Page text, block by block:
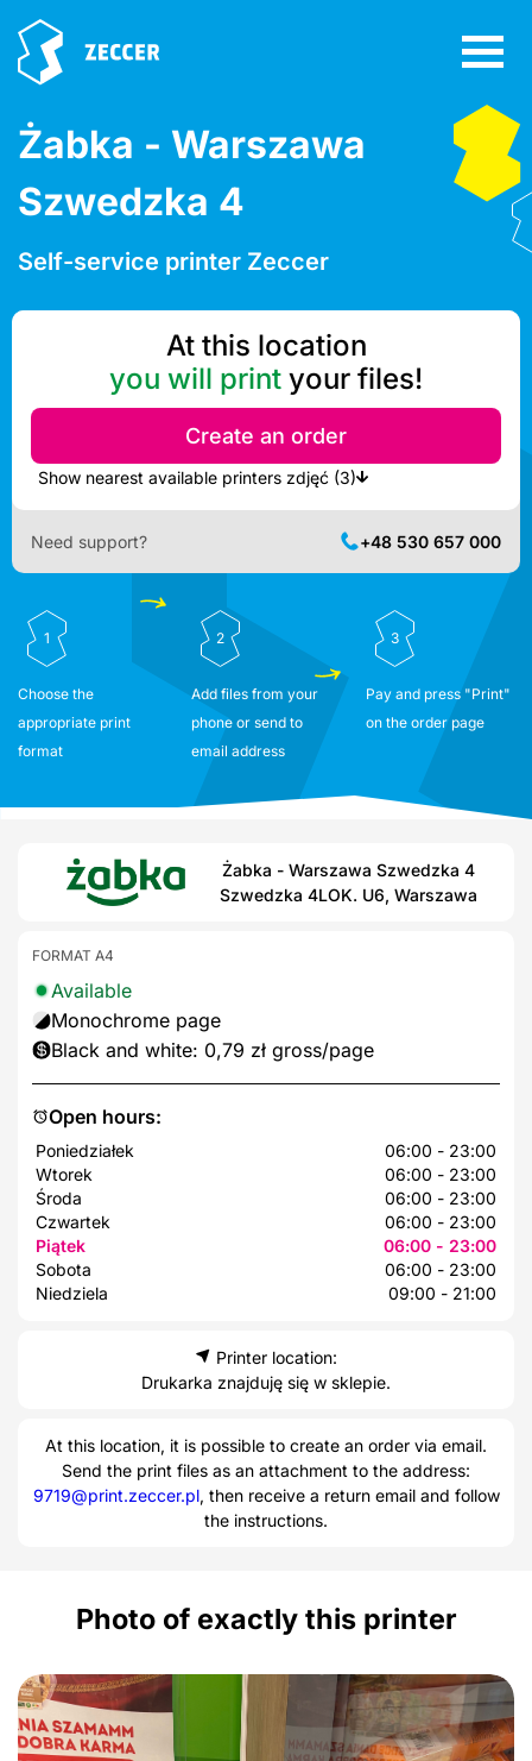
Żabka - Warszawa
Szwedzka 4
Self-service printer Zeccer
At this location
you will print your files!
Create an order
Show nearest available printers zdjęć (3)
Need support? +48 530 657 000
1
Choose the
appropriate print
format
2
Add files from your
phone or send to
email address
3
Pay and press "Print"
on the order page
Żabka - Warszawa Szwedzka 4
Szwedzka 4LOK. U6, Warszawa
Open hours:
Poniedziałek
06:00 - 23:00
Wtorek
06:00 - 23:00
Środa
06:00 - 23:00
Czwartek
06:00 - 23:00
Piątek
06:00 - 23:00
Sobota
06:00 - 23:00
Niedziela
09:00 - 21:00
FORMAT A4
Available
Monochrome page
Black and white: 0,79 zł gross/page
Printer location:
Drukarka znajduję się w sklepie.
At this location, it is possible to create an order via email.
Send the print files as an attachment to the address:
9719@print.zeccer.pl, then receive a return email and follow
the instructions.
Photo of exactly this printer